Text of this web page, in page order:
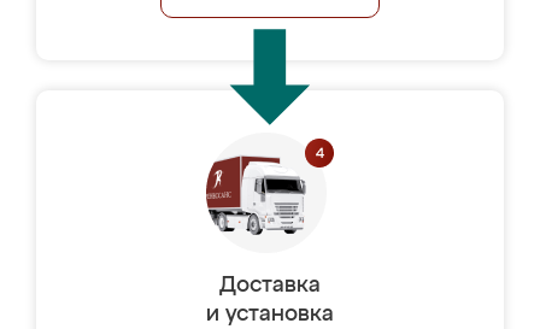
Доставка
и установка